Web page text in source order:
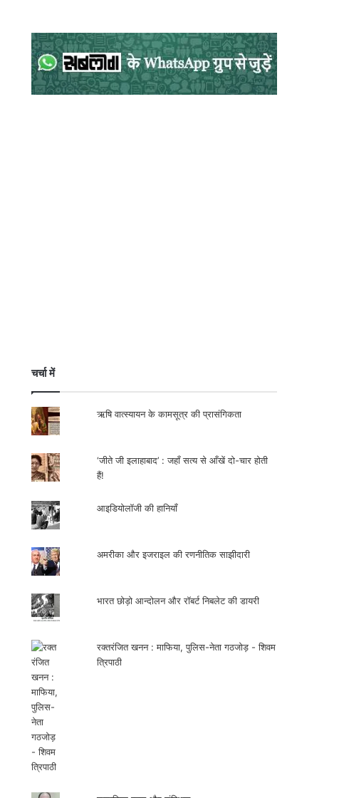
चर्चा में
ऋषि वात्स्यायन के कामसूत्र की प्रासंगिकता
‘जीते जी इलाहाबाद’ : जहाँ सत्य से आँखें दो-चार होती
हैं!
आइडियोलॉजी की हानियाँ
अमरीका और इजराइल की रणनीतिक साझीदारी
भारत छोड़ो आन्दोलन और रॉबर्ट निबलेट की डायरी
रक्तरंजित खनन : माफिया, पुलिस-नेता गठजोड़ - शिवम
त्रिपाठी